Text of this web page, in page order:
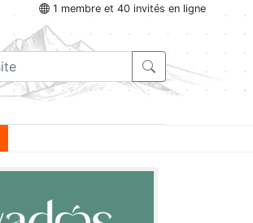
1 membre et 40 invités en ligne